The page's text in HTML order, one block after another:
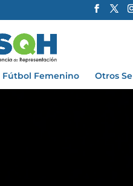
Fútbol Femenino Otros